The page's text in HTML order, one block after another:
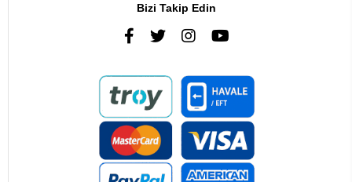
Bizi Takip Edin